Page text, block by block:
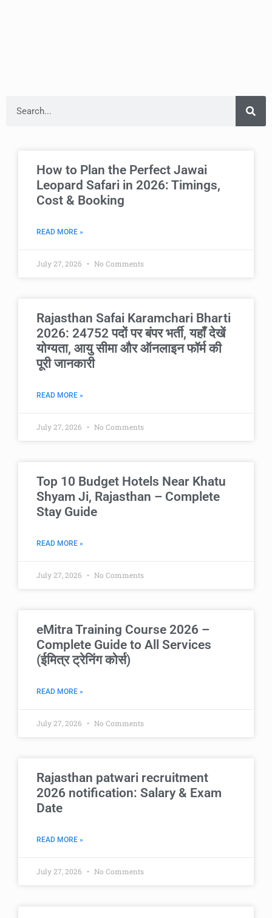
How to Plan the Perfect Jawai
Leopard Safari in 2026: Timings,
Cost & Booking
READ MORE »
July 27, 2026 No Comments
Rajasthan Safai Karamchari Bharti
2026: 24752 पदों पर बंपर भर्ती, यहाँ देखें
योग्यता, आयु सीमा और ऑनलाइन फॉर्म की
पूरी जानकारी
READ MORE »
July 27, 2026 No Comments
Top 10 Budget Hotels Near Khatu
Shyam Ji, Rajasthan – Complete
Stay Guide
READ MORE »
July 27, 2026 No Comments
eMitra Training Course 2026 –
Complete Guide to All Services
(ईमित्र ट्रेनिंग कोर्स)
READ MORE »
July 27, 2026 No Comments
Rajasthan patwari recruitment
2026 notification: Salary & Exam
Date
READ MORE »
July 27, 2026 No Comments